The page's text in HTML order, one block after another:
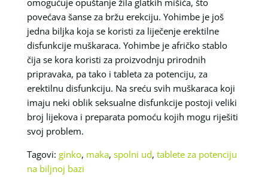
povećava šanse za bržu erekciju. Yohimbe je još
jedna biljka koja se koristi za liječenje erektilne
disfunkcije muškaraca. Yohimbe je afričko stablo
čija se kora koristi za proizvodnju prirodnih
pripravaka, pa tako i tableta za potenciju, za
erektilnu disfunkciju. Na sreću svih muškaraca koji
imaju neki oblik seksualne disfunkcije postoji veliki
broj lijekova i preparata pomoću kojih mogu riješiti
svoj problem.
Tagovi: ginko, maka, spolni ud, tablete za potenciju
na biljnoj bazi